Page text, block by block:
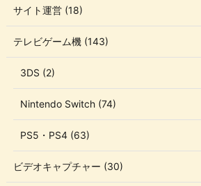
サイト運営 (18)
テレビゲーム機 (143)
3DS (2)
Nintendo Switch (74)
PS5・PS4 (63)
ビデオキャプチャー (30)